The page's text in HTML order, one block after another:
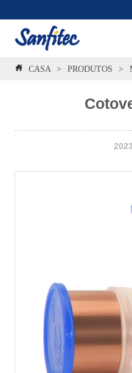
CASA > PRODUTOS >